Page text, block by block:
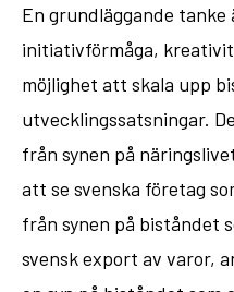
En grundläggande
initiativförmåga,
möjlighet att skala upp
utvecklingssatsningar.
från synen på
att se svenska företag
från synen på biståndet
svensk export av varor,